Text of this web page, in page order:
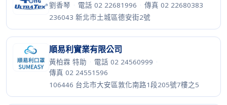
劉香琴 · 電話 02 22681996 · 傳真 02 22680383
236043 新北市土城區德安街2號
順易利實業有限公司
黃柏霖 特助 · 電話 02 24560999 ·
傳真 02 24551596
106446 台北市大安區敦化南路1段205號7樓之5